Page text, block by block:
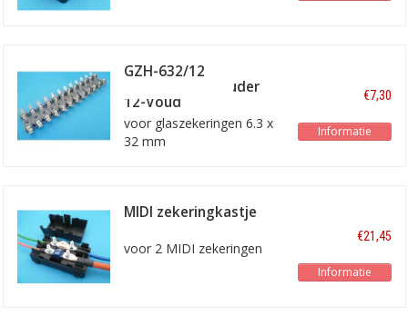
GZH-632/12
Glaszekeringhouder
12-Voud
voor glaszekeringen 6.3 x
32 mm
€7,30
Informatie
MIDI zekeringkastje
voor 2 MIDI zekeringen
€21,45
Informatie